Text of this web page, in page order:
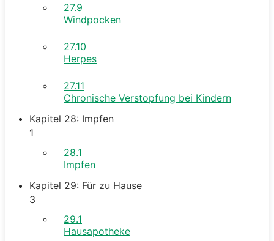
27.9
Windpocken
27.10
Herpes
27.11
Chronische Verstopfung bei Kindern
Kapitel 28: Impfen
1
28.1
Impfen
Kapitel 29: Für zu Hause
3
29.1
Hausapotheke